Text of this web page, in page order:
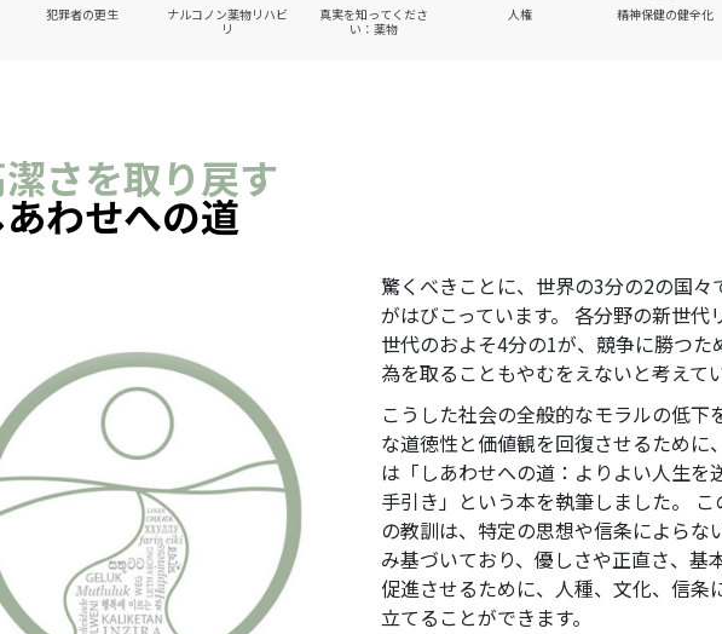
犯罪者の更生
ナルコノン薬物リハビ
リ
真実を知ってくださ
い：薬物
人権 精神保健の健全化
さを取り戻す
わせへの道
驚くべきことに、世界の3分の2の国々
がはびこっています。 各分野の新世代
世代のおよそ4分の1が、競争に勝つた
為を取ることもやむをえないと考えてい
こうした社会の全般的なモラルの低下
な道徳性と価値観を回復させるために
は「しあわせへの道：よりよい人生を
手引き」という本を執筆しました。
の教訓は、特定の思想や信条によらな
み基づいており、優しさや正直さ、基
促進させるために、人種、文化、信条
立てることができます。